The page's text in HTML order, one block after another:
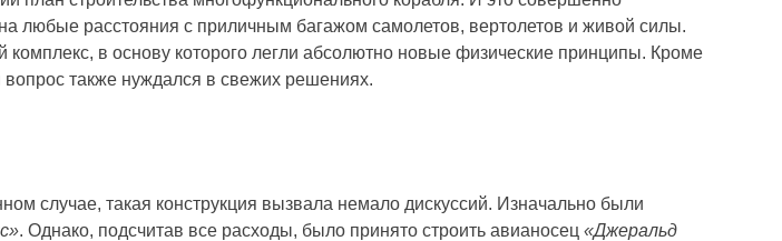
любые расстояния с приличным багажом самолетов, вертолетов и живой силы.
в основу которого легли абсолютно новые физические принципы. Кроме
вопрос также нуждался в свежих решениях.
случае, такая конструкция вызвала немало дискуссий. Изначально были
. Однако, подсчитав все расходы, было принято строить авианосец«Джеральд